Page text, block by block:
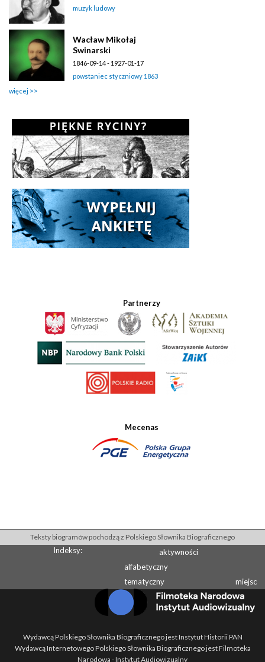
muzyk ludowy
Wacław Mikołaj
Swinarski
1846-09-14 - 1927-01-17
powstaniec styczniowy 1863
więcej
Partnerzy
Mecenas
Teksty biogramów pochodzą z Polskiego Słownika Biograficznego
Indeksy:
aktywności
alfabetyczny
tematyczny
miejsc
Wydawcą Polskiego Słownika Biograficznego jest Instytut Historii PAN
Wydawcą Internetowego Polskiego Słownika Biograficznego jest Filmoteka
Narodowa - Instytut Audiowizualny